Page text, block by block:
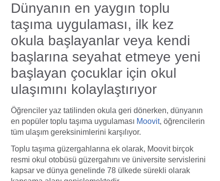
Dünyanın en yaygın toplu
taşıma uygulaması, ilk kez
okula başlayanlar veya kendi
başlarına seyahat etmeye yeni
başlayan çocuklar için okul
ulaşımını kolaylaştırıyor
Öğrenciler yaz tatilinden okula geri dönerken, dünyanın
en popüler toplu taşıma uygulaması Moovit, öğrencilerin
tüm ulaşım gereksinimlerini karşılıyor.
Toplu taşıma güzergahlarına ek olarak, Moovit birçok
resmi okul otobüsü güzergahını ve üniversite servislerini
kapsar ve dünya genelinde 78 ülkede sürekli olarak